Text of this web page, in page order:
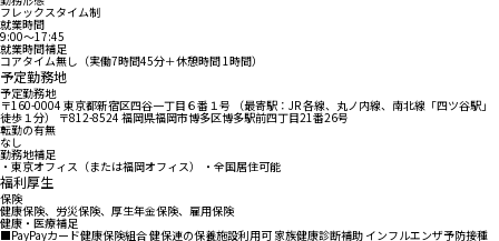
フレックスタイム制
就業時間
9:00〜17:45
就業時間補足
コアタイム無し（実働7時間45分＋休憩時間 1時間）
予定勤務地
予定勤務地
〒160-0004 東京都新宿区四谷一丁目６番１号 （最寄駅：JR 各線、丸ノ内線、南北線「四ツ谷駅」
徒歩１分） 〒812-8524 福岡県福岡市博多区博多駅前四丁目21番26号
転勤の有無
なし
勤務地補足
・東京オフィス（または福岡オフィス） ・全国居住可能
福利厚生
保険
健康保険、労災保険、厚生年金保険、雇用保険
健康・医療補足
■PayPayカード健康保険組合 健保連の保養施設利用可 家族健康診断補助 インフルエンザ予防接種